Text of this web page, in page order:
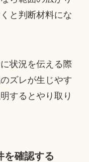
と判断材料にな
状況を伝える際
ズレが生じやす
するとやり取り
を確認する